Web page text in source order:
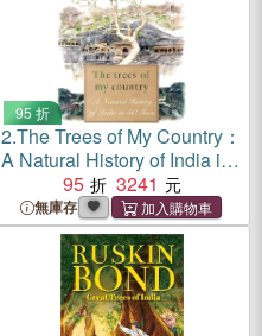
95 折
2.The Trees of My Country：
A Natural History of India in
50 Trees95 3241
無庫存